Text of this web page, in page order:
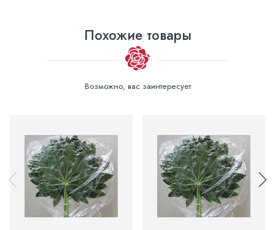
Похожие товары
Возможно, вас заинтересует